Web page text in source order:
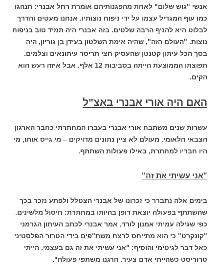
אנשי "גוש שלום" לאחת מהפגנותיהם אומרת רחל אבנרי: תנהגו
כמו עוף המגדיל עצמו על ידי ניפוח נוצותיו. אנחנו מעטים והדרך
לבלוט היא להניף הרבה שלטים. בזה אבנרי היה תמיד טוב בניפוח
נוצות. "העולם הזה", שהיה אימת השלטון בעידן בן גוריון, היה
בסך הכל עיתון קטנטן שהעסיק חצי תריסר עיתונאים וצלמים.
תפוצתו הממוצעת הייתה בסביבות 12 אלף. אבל איזה רעש הוא
הקים.
האם היה אורי אבנרי באצ"ל
עשרות שנים משתבח אורי אבנרי בעברו המחתרתי כחבר הארגון
הצבאי הלאומי. מעולם לא ציין נתונים מדויקים – מי גייס אותו, מי
היו חבריו למחתרת, באילו פעולות השתתף.
"אני עשיתי את זה"
בימים אלה נתברר כי זכרונו של אבנרי הצטלל ולפתע נזכר בכך
שהשתתף בפעולה יוצאת דופן בהיותו במחתרת: חיסול מלשינים.
כפי שגילה עמיתי אמנון לורד, אמר אבנרי לכתב העיתון הגרמני
"קונקרט" כי הוא מתייחס לרצח משת"פים בידי הטרור הפלסטיני
כאל דבר לגיטימי והוסיף: "אני עשיתי את זה גם בעצמי. הייתי
טרוריסט כשהייתי אדם צעיר. הרגנו משתפי פעולה".